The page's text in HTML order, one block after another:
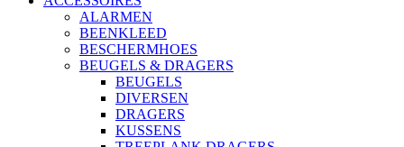
ALARMEN
BEENKLEED
BESCHERMHOES
BEUGELS & DRAGERS
BEUGELS
DIVERSEN
DRAGERS
KUSSENS